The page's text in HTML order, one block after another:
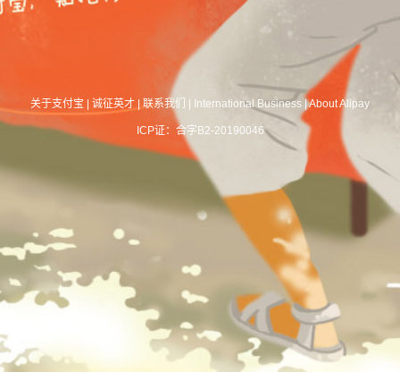
关于支付宝 诚征英才 联系我们 International Business |About Alipay
ICP证：合字B2-20190046